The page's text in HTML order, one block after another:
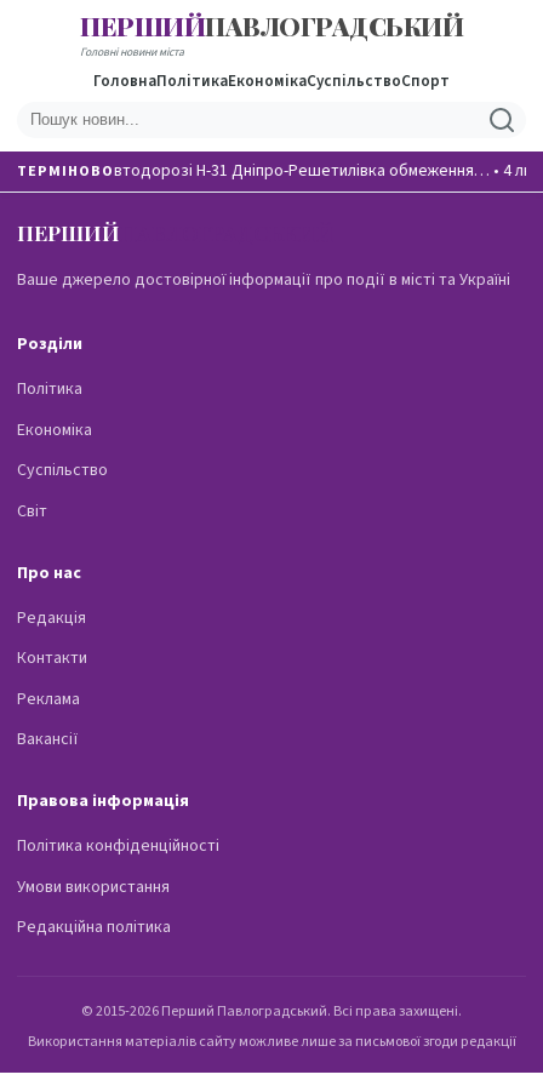
ПЕРШИЙПАВЛОГРАДСЬКИЙ
Головні новини міста
ГоловнаПолітикаЕкономікаСуспільствоСпорт
ТЕРМІНОВОНа автодорозі Н-31 Дніпро-Решетилівка обмеження… • 4
ПЕРШИЙ
Ваше джерело достовірної інформації про події в місті та Україні
Розділи
Політика
Економіка
Суспільство
Світ
Про нас
Редакція
Контакти
Реклама
Вакансії
Правова інформація
Політика конфіденційності
Умови використання
Редакційна політика
© 2015-2026 Перший Павлоградський. Всі права захищені.
Використання матеріалів сайту можливе лише за письмової згоди редакції